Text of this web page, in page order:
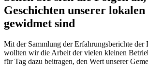
Geschichten unserer
gewidmet sind
Mit der Sammlung der Erfahrungsberichte der
wollten wir die Arbeit der vielen kleinen
für Tag dazu beitragen, den Wert unserer